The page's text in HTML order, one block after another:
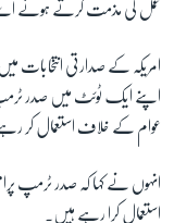
عمل کی مذمت کرتے ہوئے اسے
امریکہ کے صدارتی انتخابات
اپنے ایک ٹوئٹ میں صدر ٹرمپ
عوام کے خلاف استعمال کر
انہوں نے کہا کہ صدر ٹرمپ
استعمال کرا رہے ہیں۔